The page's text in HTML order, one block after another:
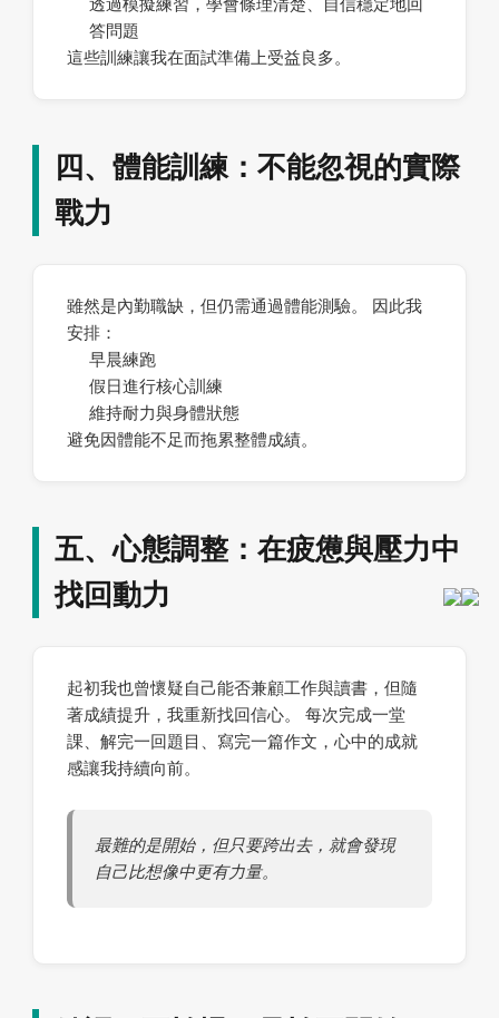
透過模擬練習，學會條理清楚、自信穩定地回
答問題
這些訓練讓我在面試準備上受益良多。
四、體能訓練：不能忽視的實際
戰力
雖然是內勤職缺，但仍需通過體能測驗。 因此我
安排：
早晨練跑
假日進行核心訓練
維持耐力與身體狀態
避免因體能不足而拖累整體成績。
五、心態調整：在疲憊與壓力中
找回動力
起初我也曾懷疑自己能否兼顧工作與讀書，但隨
著成績提升，我重新找回信心。 每次完成一堂
課、解完一回題目、寫完一篇作文，心中的成就
感讓我持續向前。
最難的是開始，但只要跨出去，就會發現
自己比想像中更有力量。